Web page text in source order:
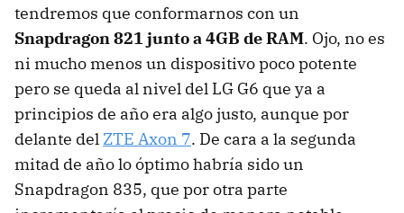
tendremos que conformarnos con un
Snapdragon 821 junto a 4GB de RAM. Ojo, no es
ni mucho menos un dispositivo poco potente
pero se queda al nivel del LG G6 que ya a
principios de año era algo justo, aunque por
delante del ZTE Axon 7. De cara a la segunda
mitad de año lo óptimo habría sido un
Snapdragon 835, que por otra parte